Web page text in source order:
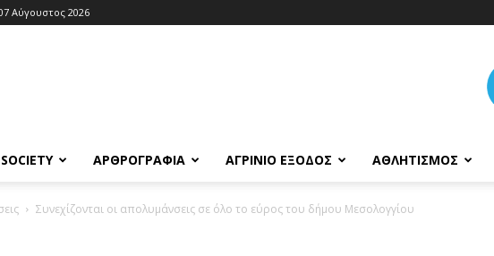
Αύγουστος 2026
ΑΡΘΡΟΓΡΑΦΊΑ ΑΓΡΊΝΙΟ ΈΞΟΔΟΣ ΑΘΛΗΤΙΣΜΌΣ
Συνεχίζονται οι απολυμάνσεις σε όλο το εύρος του δήμου Μεσολογγίου